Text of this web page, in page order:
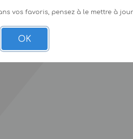
vos favoris, pensez à le mettre à
OK